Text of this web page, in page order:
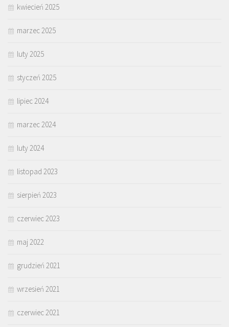
kwiecień 2025
marzec 2025
luty 2025
styczeń 2025
lipiec 2024
marzec 2024
luty 2024
listopad 2023
sierpień 2023
czerwiec 2023
maj 2022
grudzień 2021
wrzesień 2021
czerwiec 2021